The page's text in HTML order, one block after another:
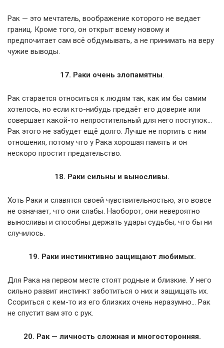
Рак — это мечтатель, воображение которого не ведает
границ. Кроме того, он открыт всему новому и
предпочитает сам всё обдумывать, а не принимать на веру
чужие выводы.
17. Раки очень злопамятны.
Рак старается относиться к людям так, как им бы самим
хотелось, но если кто-нибудь предаёт его доверие или
совершает какой-то непростительный для него поступок…
Рак этого не забудет ещё долго. Лучше не портить с ним
отношения, потому что у Рака хорошая память и он
нескоро простит предательство.
18. Раки сильны и выносливы.
Хоть Раки и славятся своей чувствительностью, это вовсе
не означает, что они слабы. Наоборот, они невероятно
выносливы и способны держать удары судьбы, что бы ни
случилось.
19. Раки инстинктивно защищают любимых.
Для Рака на первом месте стоят родные и близкие. У него
сильно развит инстинкт заботиться о них и защищать их.
Ссориться с кем-то из его близких очень неразумно… Рак
не спустит вам это с рук.
20. Рак — личность сложная и многосторонняя.